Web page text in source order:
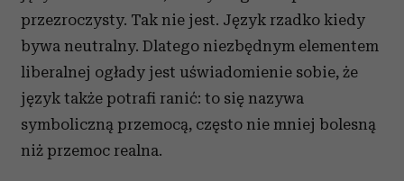
przezroczysty. Tak nie jest. Język rzadko kiedy
bywa neutralny. Dlatego niezbędnym elementem
liberalnej ogłady jest uświadomienie sobie, że
język także potrafi ranić: to się nazywa
symboliczną przemocą, często nie mniej bolesną
niż przemoc realna.